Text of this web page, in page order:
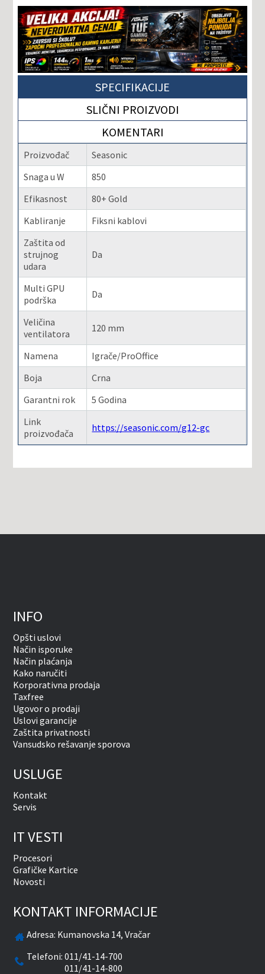
SPECIFIKACIJE
SLIČNI PROIZVODI
KOMENTARI
Proizvođač
Seasonic
Snaga u W
850
Efikasnost
80+ Gold
Kabliranje
Fiksni kablovi
Zaštita od
strujnog
udara
Da
Multi GPU
podrška
Da
Veličina
ventilatora
120 mm
Namena
Igrače/ProOffice
Boja
Crna
Garantni rok
5 Godina
Link
proizvođača
https://seasonic.com/g12-gc
INFO
Opšti uslovi
Način isporuke
Način plaćanja
Kako naručiti
Korporativna prodaja
Taxfree
Ugovor o prodaji
Uslovi garancije
Zaštita privatnosti
Vansudsko rešavanje sporova
USLUGE
Kontakt
Servis
IT VESTI
Procesori
Grafičke Kartice
Novosti
KONTAKT INFORMACIJE
Adresa: Kumanovska 14, Vračar
Telefoni:011/41-14-700
011/41-14-800